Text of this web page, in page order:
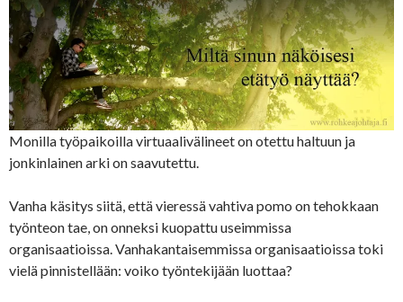
Monilla työpaikoilla virtuaalivälineet on otettu haltuun ja
jonkinlainen arki on saavutettu.
Vanha käsitys siitä, että vieressä vahtiva pomo on tehokkaan
työnteon tae, on onneksi kuopattu useimmissa
organisaatioissa. Vanhakantaisemmissa organisaatioissa toki
vielä pinnistellään: voiko työntekijään luottaa?